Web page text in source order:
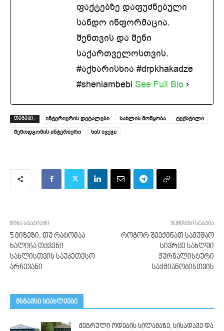
ფაქტებზე დაფუძნებული
სანდო ინფორმაცია.
შენთვის და შენი
საქართველოსთვის.
#აქხარისხია #drpkhakadze
#sheniambebi See Full Bio
ᲗᲔᲒᲔᲑᲘ : ინტერიერის დეტალები სახლის მოწყობა
ტექსტილი
შემოდგომის ინტერიერი
ხის ავეჯი
წინა სტატიაში
5 მიზეზი, თუ რატომაა
ხალიჩა თქვენი
სახლისთვის საუკეთესო
არჩევანი
შემდეგი სტატია
როგორ შევქმნათ სამუშაო
სივრცე სახლში
ჟურნალისტური
საქმიანობისთვის
მსგავსი სიახლეები
მეგრული ოდების სილამაზე, სისადავე და